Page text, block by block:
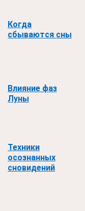
Когда
сбываются сны
Влияние фаз
Луны
Техники
осознанных
сновидений